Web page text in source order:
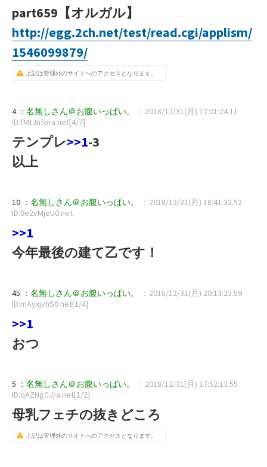
part659【オルガル】
http://egg.2ch.net/test/read.cgi/applism/
1546099879/
上記は管理外のサイトへのアクセスとなります。
4 ： 名無しさん＠お腹いっぱい。
：2018/12/31(月) 17:01:24.11
ID:fMtJnfora.net[4/7]
テンプレ>>1-3
以上
10 ： 名無しさん＠お腹いっぱい。
：2018/12/31(月) 18:41:32.52
ID:9e2vMjeU0.net
>>1
今年最後の建て乙です！
45 ： 名無しさん＠お腹いっぱい。
：2018/12/31(月) 20:13:23.59
ID:mAyxjvhS0.net[1/4]
>>1
おつ
5 ： 名無しさん＠お腹いっぱい。
：2018/12/31(月) 17:52:13.55
ID:qAZNgCJ/a.net[1/2]
母乳フェチの抜きどころ
上記は管理外のサイトへのアクセスとなります。